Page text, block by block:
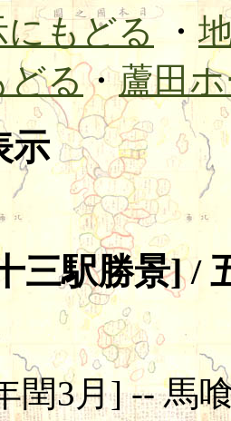
もどる・
る・蘆田
示
三駅勝景] /
閏3月] -- 馬